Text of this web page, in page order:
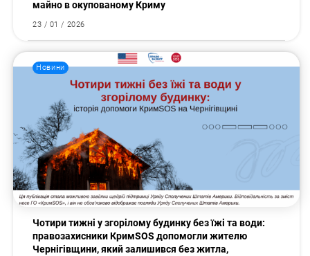
Пошук за запитом:
майно в окупованому Криму
23 / 01 / 2026
Новини
Чотири тижні у згорілому будинку без їжі та води:
правозахисники КримSOS допомогли жителю
Чернігівщини, який залишився без житла,